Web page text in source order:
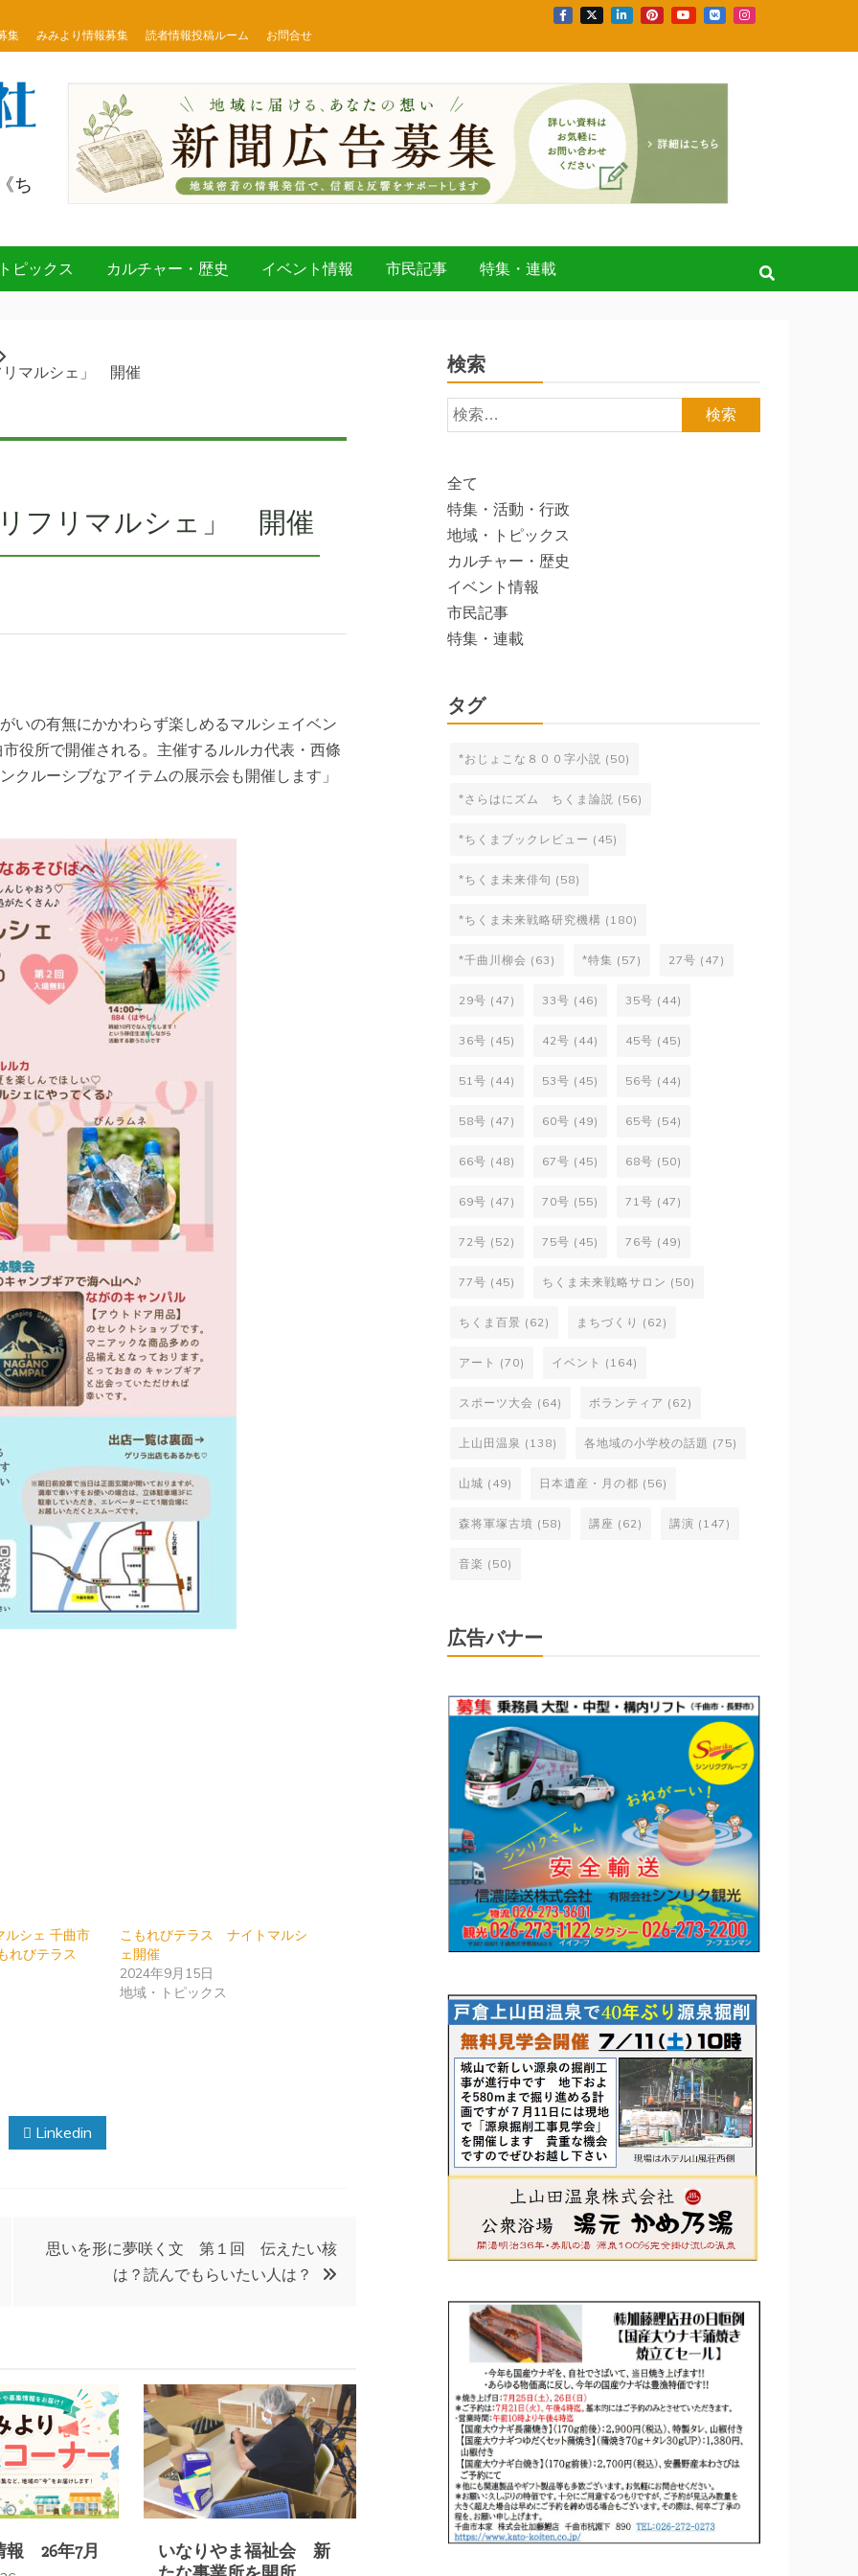
集 みみより情報募集 読者情報投稿ルーム お問合せ
ち
ピックス カルチャー・歴史 イベント情報 市民記事 特集・連載
リマルシェ」 開催
フリマルシェ」 開催
いの有無にかかわらず楽しめるマルシェイベン
役所で開催される。主催するルルカ代表・西條
クルーシブなアイテムの展示会も開催します」
ルシェ 千曲市
れびテラス
こもれびテラス ナイトマルシ
ェ開催
2024年9月15日
地域・トピックス
Linkedin
思いを形に夢咲く文 第１回 伝えたい核
は？読んでもらいたい人は？
報 26年7月
いなりやま福祉会 新
検索
検
索:
全て
特集・活動・行政
地域・トピックス
カルチャー・歴史
イベント情報
市民記事
特集・連載
タグ
*おじょこな８００字小説 (50)
*さらはにズム ちくま論説 (56)
*ちくまブックレビュー (45)
*ちくま未来俳句 (58)
*ちくま未来戦略研究機構 (180)
*千曲川柳会 (63) *特集 (57) 27号 (47)
29号 (47) 33号 (46) 35号 (44)
36号 (45) 42号 (44) 45号 (45)
51号 (44) 53号 (45) 56号 (44)
58号 (47) 60号 (49) 65号 (54)
66号 (48) 67号 (45) 68号 (50)
69号 (47) 70号 (55) 71号 (47)
72号 (52) 75号 (45) 76号 (49)
77号 (45) ちくま未来戦略サロン (50)
ちくま百景 (62) まちづくり (62)
アート (70) イベント (164)
スポーツ大会 (64) ボランティア (62)
上山田温泉 (138) 各地域の小学校の話題 (75)
山城 (49) 日本遺産・月の都 (56)
森将軍塚古墳 (58) 講座 (62) 講演 (147)
音楽 (50)
広告バナー